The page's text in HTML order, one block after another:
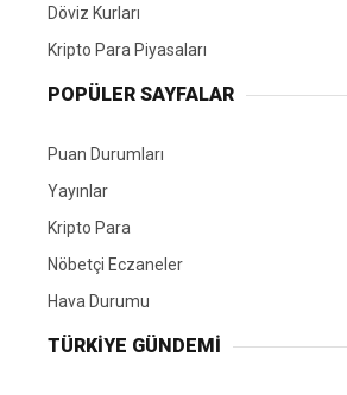
Döviz Kurları
Kripto Para Piyasaları
POPÜLER SAYFALAR
Puan Durumları
Yayınlar
Kripto Para
Nöbetçi Eczaneler
Hava Durumu
TÜRKIYE GÜNDEMI